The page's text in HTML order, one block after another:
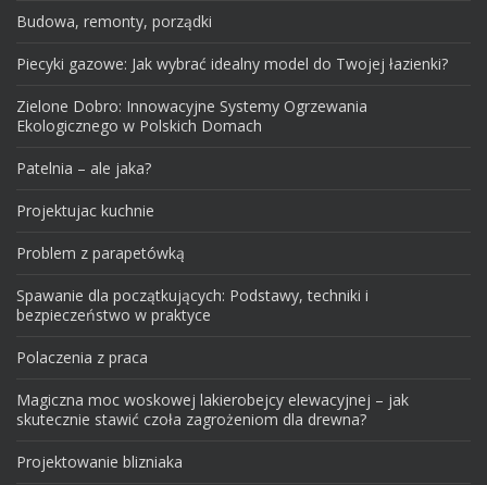
Budowa, remonty, porządki
Piecyki gazowe: Jak wybrać idealny model do Twojej łazienki?
Zielone Dobro: Innowacyjne Systemy Ogrzewania
Ekologicznego w Polskich Domach
Patelnia – ale jaka?
Projektujac kuchnie
Problem z parapetówką
Spawanie dla początkujących: Podstawy, techniki i
bezpieczeństwo w praktyce
Polaczenia z praca
Magiczna moc woskowej lakierobejcy elewacyjnej – jak
skutecznie stawić czoła zagrożeniom dla drewna?
Projektowanie blizniaka